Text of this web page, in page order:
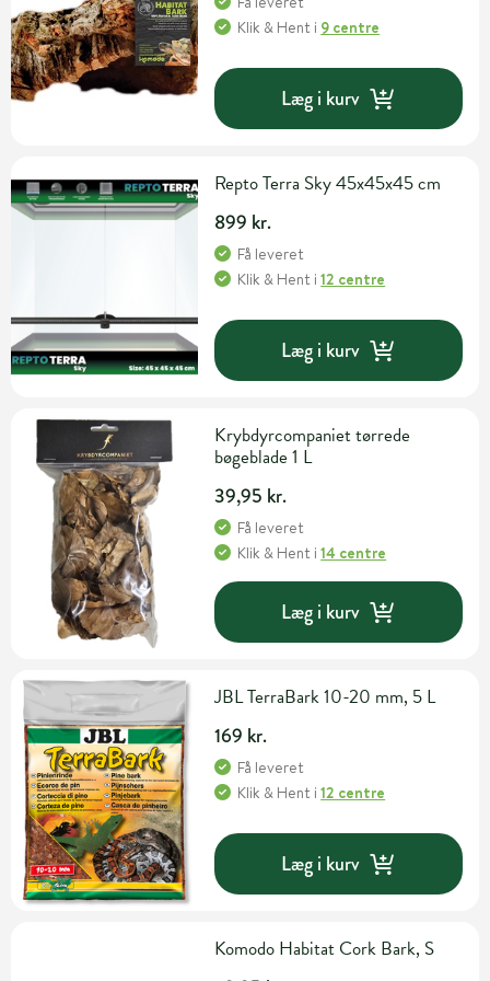
Klik & Hent i 9 centre
Læg i kurv
Repto Terra Sky 45x45x45 cm
899 kr.
Få leveret
Klik & Hent i12 centre
Læg i kurv
Krybdyrcompaniet tørrede
bøgeblade 1 L
39,95 kr.
Få leveret
Klik & Hent i14 centre
Læg i kurv
JBL TerraBark 10-20 mm, 5 L
169 kr.
Få leveret
Klik & Hent i12 centre
Læg i kurv
Komodo Habitat Cork Bark, S